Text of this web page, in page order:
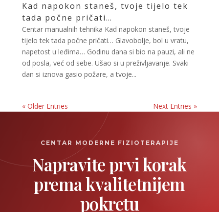
Kad napokon staneš, tvoje tijelo tek
tada počne pričati…
Centar manualnih tehnika Kad napokon staneš, tvoje
tijelo tek tada počne pričati… Glavobolje, bol u vratu,
napetost u leđima… Godinu dana si bio na pauzi, ali ne
od posla, već od sebe. Ušao si u preživljavanje. Svaki
dan si iznova gasio požare, a tvoje...
« Older Entries Next Entries »
CENTAR MODERNE FIZIOTERAPIJE
Napravite prvi korak
prema kvalitetnijem
pokretu